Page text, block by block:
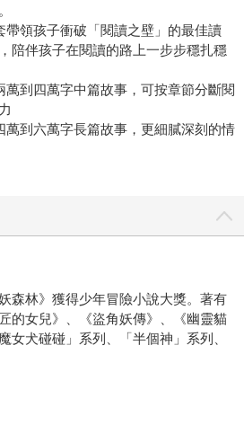
帶領孩子衝破「閱讀之壁」的最佳讀
陪伴孩子在閱讀的路上一步步穩扎穩
萬到四萬字中篇故事，可按章節分斷閱
萬到六萬字長篇故事，更細膩深刻的情
森林》獲得少年冒險小說大獎。著有
的女兒》、《盜角妖傳》、《幽靈貓
女犬碰碰」系列、「半個神」系列、